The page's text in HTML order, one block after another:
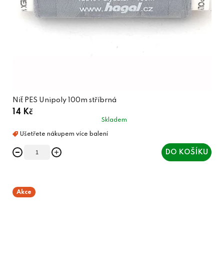
Niť PES Unipoly 100m stříbrná
14 Kč
Skladem
DO KOŠÍKU
Akce